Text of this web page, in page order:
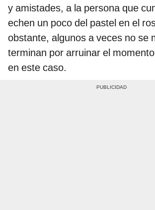
y amistades, a la persona que
echen un poco del pastel en el
obstante, algunos a veces no se
terminan por arruinar el
en este caso.